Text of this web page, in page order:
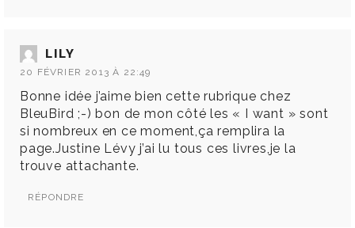
LILY
20 FÉVRIER 2013 À 22:49
Bonne idée j’aime bien cette rubrique chez
BleuBird ;-) bon de mon côté les « I want » sont
si nombreux en ce moment,ça remplira la
page.Justine Lévy j’ai lu tous ces livres,je la
trouve attachante.
RÉPONDRE